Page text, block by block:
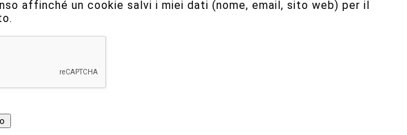
affinché un cookie salvi i miei dati (nome, email, sito web) per il